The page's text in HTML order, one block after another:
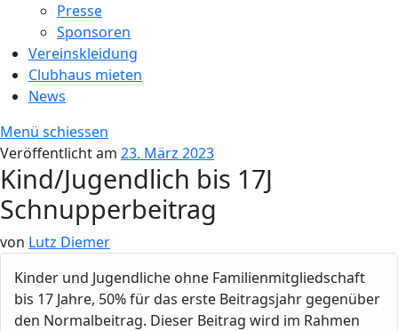
Presse
Sponsoren
Vereinskleidung
Clubhaus mieten
News
Menü schiessen
Veröffentlicht am 23. März 2023
Kind/Jugendlich bis 17J
Schnupperbeitrag
von Lutz Diemer
Kinder und Jugendliche ohne Familienmitgliedschaft
bis 17 Jahre, 50% für das erste Beitragsjahr gegenüber
den Normalbeitrag. Dieser Beitrag wird im Rahmen